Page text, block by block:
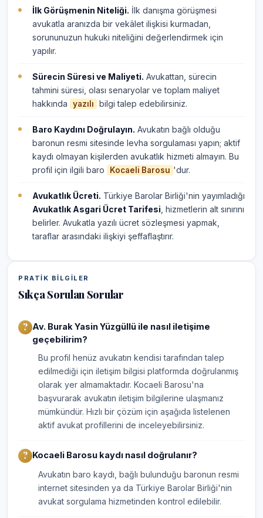
İlk Görüşmenin Niteliği. İlk danışma görüşmesi
avukatla aranızda bir vekâlet ilişkisi kurmadan,
sorununuzun hukuki niteliğini değerlendirmek için
yapılır.
Sürecin Süresi ve Maliyeti. Avukattan, sürecin
tahmini süresi, olası senaryolar ve toplam maliyet
hakkında
yazılı bilgi talep edebilirsiniz.
Baro Kaydını Doğrulayın. Avukatın bağlı olduğu
baronun resmi sitesinde levha sorgulaması yapın; aktif
kaydı olmayan kişilerden avukatlık hizmeti almayın. Bu
profil için ilgili baro
Kocaeli Barosu 'dur.
Avukatlık Ücreti. Türkiye Barolar Birliği'nin yayımladığı
Avukatlık Asgari Ücret Tarifesi , hizmetlerin alt sınırını
belirler. Avukatla yazılı ücret sözleşmesi yapmak,
taraflar arasındaki ilişkiyi şeffaflaştırır.
PRATIK BILGILER
Sıkça Sorulan Sorular
Av. Burak Yasin Yüzgüllü ile nasıl iletişime
geçebilirim?
Bu profil henüz avukatın kendisi tarafından talep
edilmediği için iletişim bilgisi platformda doğrulanmış
olarak yer almamaktadır. Kocaeli Barosu'na
başvurarak avukatın iletişim bilgilerine ulaşmanız
mümkündür. Hızlı bir çözüm için aşağıda listelenen
aktif avukat profillerini de inceleyebilirsiniz.
Kocaeli Barosu kaydı nasıl doğrulanır?
Avukatın baro kaydı, bağlı bulunduğu baronun resmi
internet sitesinden ya da Türkiye Barolar Birliği'nin
avukat sorgulama hizmetinden kontrol edilebilir.